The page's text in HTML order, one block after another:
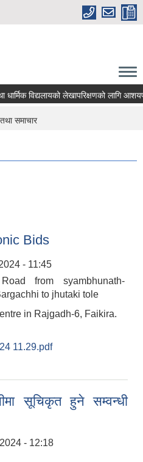
विद्यलायको लेखापरिक्षणको लागि
समाचार
Bids
- 11:45
from syambhunath-
to jhutaki tole
in Rajgadh-6, Faikira.
11.29.pdf
सूचिकृत हुने सम्वन्धी
- 12:18